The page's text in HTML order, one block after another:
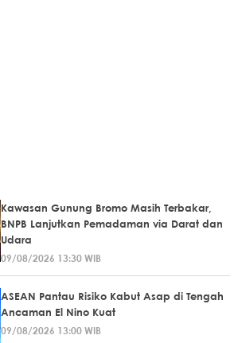
Kawasan Gunung Bromo Masih Terbakar,
BNPB Lanjutkan Pemadaman via Darat dan
Udara
09/08/2026 13:30 WIB
ASEAN Pantau Risiko Kabut Asap di Tengah
Ancaman El Nino Kuat
09/08/2026 13:00 WIB